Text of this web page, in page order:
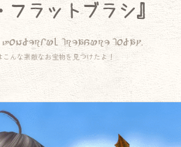
ラットブラシ』
wonderful treasure today.
こんな素敵なお宝物を見つけたよ！